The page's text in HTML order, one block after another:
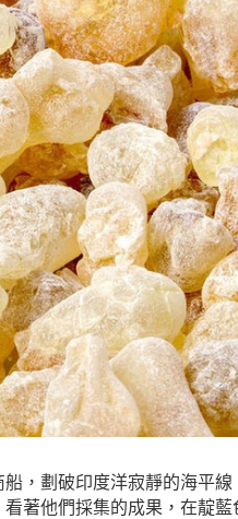
，劃破印度洋寂靜的海平線
著他們採集的成果，在靛